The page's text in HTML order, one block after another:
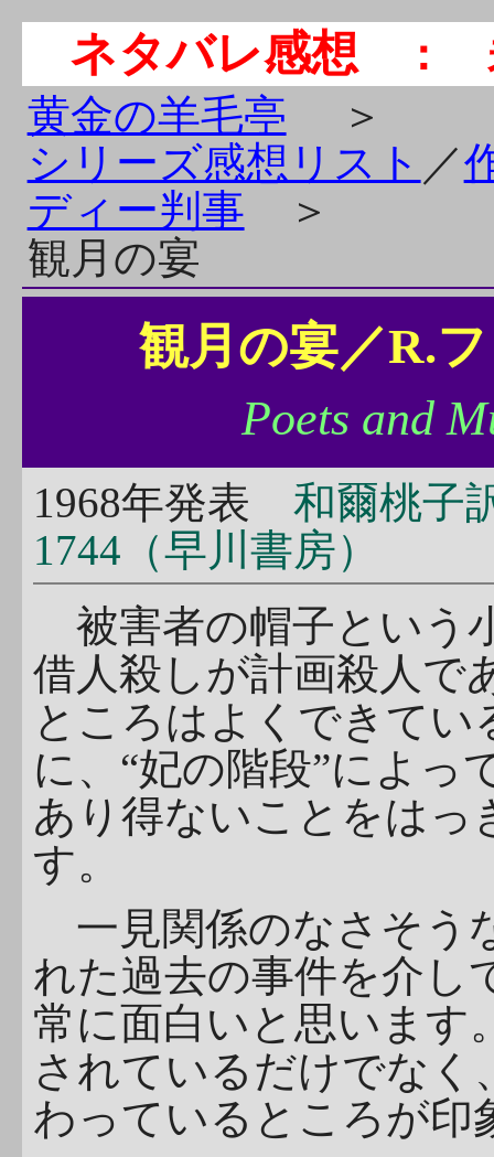
ネタバレ感想 ：
黄金の羊毛亭 ＞
シリーズ感想リスト ／
ディー判事 ＞
観月の宴
観月の宴／R.
Poets and
1968年発表 和爾桃子
1744（早川書房）
被害者の帽子という
借人殺しが計画殺人で
ところはよくできて
に、“妃の階段”によっ
あり得ないことをはっ
す。
一見関係のなさそう
れた過去の事件を介し
常に面白いと思います
されているだけでなく
わっているところが印